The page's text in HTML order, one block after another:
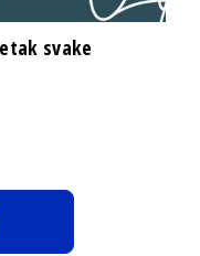
svake